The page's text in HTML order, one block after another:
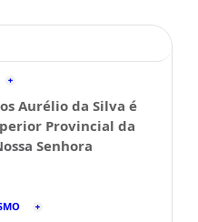
Aurélio da Silva é
Provincial da
Senhora